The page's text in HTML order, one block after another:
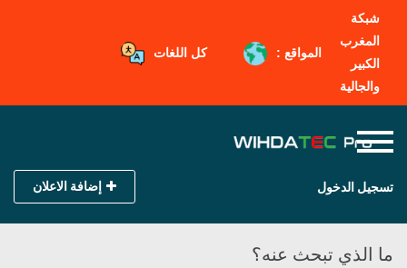
شبكة
المغرب
الكبير
والجالية
المواقع : كل اللغات
تسجيل الدخول إضافة الاعلان
ما الذي تبحث عنه؟